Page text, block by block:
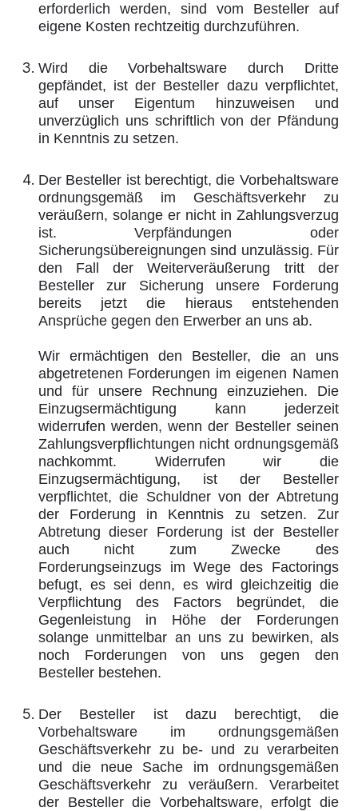
erforderlich werden, sind vom Besteller auf
eigene Kosten rechtzeitig durchzuführen.
Wird die Vorbehaltsware durch Dritte
gepfändet, ist der Besteller dazu verpflichtet,
auf unser Eigentum hinzuweisen und
unverzüglich uns schriftlich von der Pfändung
in Kenntnis zu setzen.
Der Besteller ist berechtigt, die Vorbehaltsware
ordnungsgemäß im Geschäftsverkehr zu
veräußern, solange er nicht in Zahlungsverzug
ist. Verpfändungen oder
Sicherungsübereignungen sind unzulässig. Für
den Fall der Weiterveräußerung tritt der
Besteller zur Sicherung unsere Forderung
bereits jetzt die hieraus entstehenden
Ansprüche gegen den Erwerber an uns ab.
Wir ermächtigen den Besteller, die an uns
abgetretenen Forderungen im eigenen Namen
und für unsere Rechnung einzuziehen. Die
Einzugsermächtigung kann jederzeit
widerrufen werden, wenn der Besteller seinen
Zahlungsverpflichtungen nicht ordnungsgemäß
nachkommt. Widerrufen wir die
Einzugsermächtigung, ist der Besteller
verpflichtet, die Schuldner von der Abtretung
der Forderung in Kenntnis zu setzen. Zur
Abtretung dieser Forderung ist der Besteller
auch nicht zum Zwecke des
Forderungseinzugs im Wege des Factorings
befugt, es sei denn, es wird gleichzeitig die
Verpflichtung des Factors begründet, die
Gegenleistung in Höhe der Forderungen
solange unmittelbar an uns zu bewirken, als
noch Forderungen von uns gegen den
Besteller bestehen.
Der Besteller ist dazu berechtigt, die
Vorbehaltsware im ordnungsgemäßen
Geschäftsverkehr zu be- und zu verarbeiten
und die neue Sache im ordnungsgemäßen
Geschäftsverkehr zu veräußern. Verarbeitet
der Besteller die Vorbehaltsware, erfolgt die